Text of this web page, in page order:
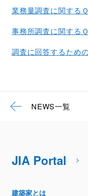
業務量調査に関する
事務所調査に関する
調査に回答するため
NEWS一覧
JIA Portal
建築家とは